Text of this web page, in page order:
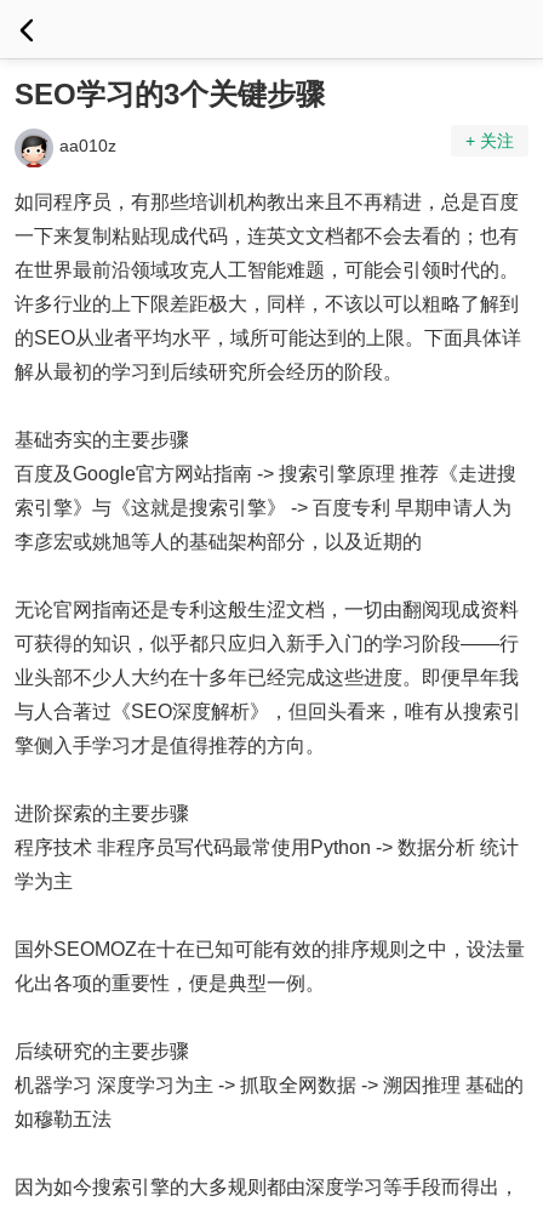
SEO学习的3个关键步骤
aa010z + 关注
如同程序员，有那些培训机构教出来且不再精进，总是百度
一下来复制粘贴现成代码，连英文文档都不会去看的；也有
在世界最前沿领域攻克人工智能难题，可能会引领时代的。
许多行业的上下限差距极大，同样，不该以可以粗略了解到
的SEO从业者平均水平，域所可能达到的上限。下面具体详
解从最初的学习到后续研究所会经历的阶段。
基础夯实的主要步骤
百度及Google官方网站指南 -> 搜索引擎原理 推荐《走进搜
索引擎》与《这就是搜索引擎》 -> 百度专利 早期申请人为
李彦宏或姚旭等人的基础架构部分，以及近期的
无论官网指南还是专利这般生涩文档，一切由翻阅现成资料
可获得的知识，似乎都只应归入新手入门的学习阶段——行
业头部不少人大约在十多年已经完成这些进度。即便早年我
与人合著过《SEO深度解析》，但回头看来，唯有从搜索引
擎侧入手学习才是值得推荐的方向。
进阶探索的主要步骤
程序技术 非程序员写代码最常使用Python -> 数据分析 统计
学为主
国外SEOMOZ在十在已知可能有效的排序规则之中，设法量
化出各项的重要性，便是典型一例。
后续研究的主要步骤
机器学习 深度学习为主 -> 抓取全网数据 -> 溯因推理 基础的
如穆勒五法
因为如今搜索引擎的大多规则都由深度学习等手段而得出，